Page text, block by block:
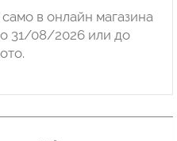
в онлайн магазина
31/08/2026 или до